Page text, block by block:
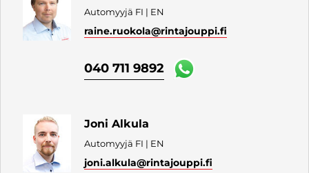
Automyyjä FI | EN
raine.ruokola@rintajouppi.fi
040 711 9892
Joni Alkula
Automyyjä FI | EN
joni.alkula@rintajouppi.fi